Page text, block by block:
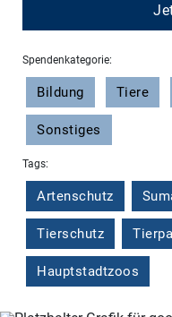
Spendenkategorie:
Bildung Tiere
Sonstiges
Tags:
Artenschutz
Tierschutz
Hauptstadtzoos